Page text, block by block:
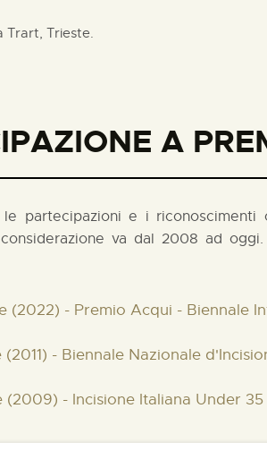
Trart, Trieste.
A
le partecipazioni e i
va dal 2008 ad
(2022) - Premio Acqui - Biennale
(2011) - Biennale Nazionale
(2009) - Incisione Italiana Under